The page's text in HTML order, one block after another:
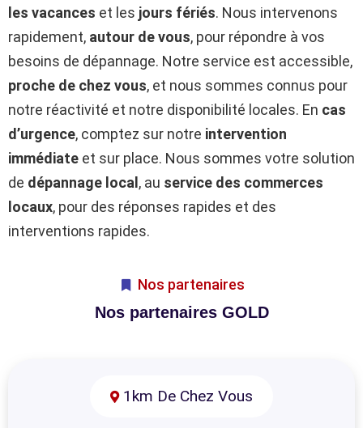
les vacances et les jours fériés. Nous intervenons
rapidement, autour de vous, pour répondre à vos
besoins de dépannage. Notre service est accessible,
proche de chez vous, et nous sommes connus pour
notre réactivité et notre disponibilité locales. En cas
d’urgence, comptez sur notre intervention
immédiate et sur place. Nous sommes votre solution
de dépannage local , au service des commerces
locaux, pour des réponses rapides et des
interventions rapides.
Nos partenaires
Nos partenaires GOLD
1km De Chez Vous